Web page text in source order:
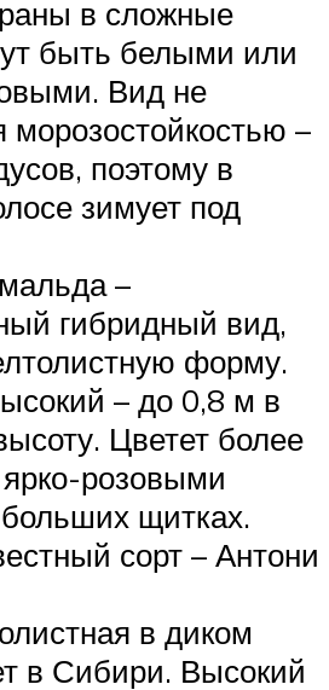
в сложные
быть белыми или
Вид не
морозостойкостью –
поэтому в
зимует под
–
гибридный вид,
форму.
– до 0,8 м в
Цветет более
розовыми
щитках.
сорт – Антони
в диком
в Сибири. Высокий